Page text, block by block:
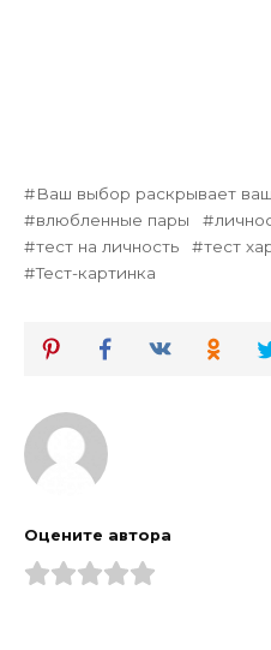
Ваш выбор раскрывает
влюбленные пары
тест на личность
тест
Тест-картинка
Оцените автора